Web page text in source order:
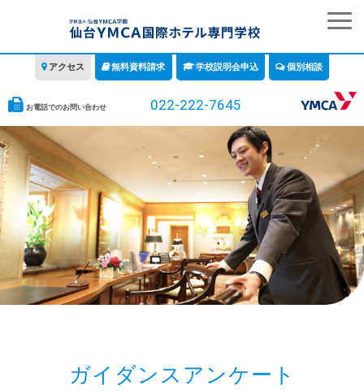
アクセス 無料資料請求 学校説明会申込 個別相談
お電話でのお問い合わせ 022-222-7645
学科・コース
教育について
みなさまへ
情報公開
募集要項・学費・入学ガイド
ガイダンスアンケート